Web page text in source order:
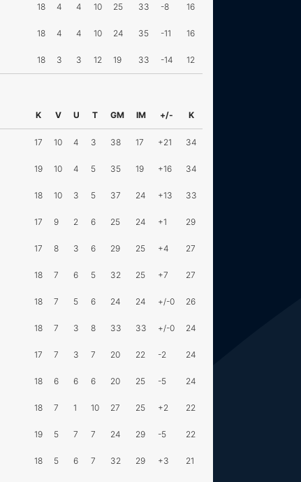
18 4 4 10 25 33 -8 16
18 4 4 10 24 35 -11 16
18 3 3 12 19 33 -14 12
K V U T GM IM +/- K
17 10 4 3 38 17 +21 34
19 10 4 5 35 19 +16 34
18 10 3 5 37 24 +13 33
17 9 2 6 25 24 +1 29
17 8 3 6 29 25 +4 27
18 7 6 5 32 25 +7 27
18 7 5 6 24 24 +/-0 26
18 7 3 8 33 33 +/-0 24
17 7 3 7 20 22 -2 24
18 6 6 6 20 25 -5 24
18 7 1 10 27 25 +2 22
19 5 7 7 24 29 -5 22
18 5 6 7 32 29 +3 21